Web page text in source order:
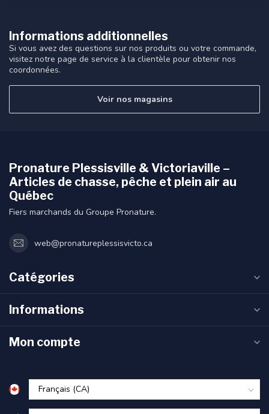
Informations additionnelles
Si vous avez des questions sur nos produits ou votre commande,
visitez notre page de service à la clientèle pour obtenir nos
coordonnées.
Voir nos magasins
Pronature Plessisville & Victoriaville –
Articles de chasse, pêche et plein air au
Québec
Fiers marchands du Groupe Pronature.
web@pronatureplessisvicto.ca
Catégories
Informations
Mon compte